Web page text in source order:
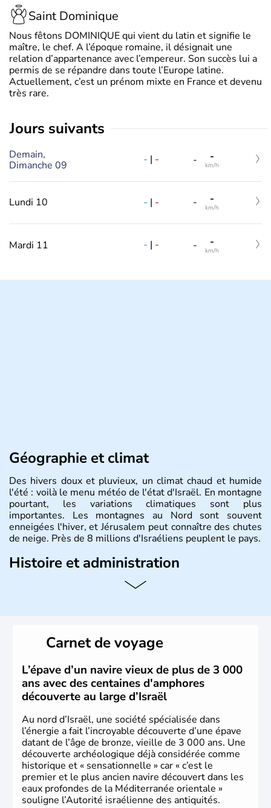
Saint Dominique
Nous fêtons DOMINIQUE qui vient du latin et signifie le
maître, le chef. A l’époque romaine, il désignait une
relation d’appartenance avec l’empereur. Son succès lui a
permis de se répandre dans toute l’Europe latine.
Actuellement, c’est un prénom mixte en France et devenu
très rare.
jours suivants
Demain,
Dimanche 09
- | - - -
km/h
Lundi 10 - | - - -
km/h
Mardi 11 - | - - -
km/h
Géographie et climat
Des hivers doux et pluvieux, un climat chaud et humide
l'été : voilà le menu météo de l'état d'Israël. En montagne
pourtant, les variations climatiques sont plus
importantes. Les montagnes au Nord sont souvent
enneigées l'hiver, et Jérusalem peut connaître des chutes
de neige. Près de 8 millions d'Israéliens peuplent le pays.
Histoire et administration
L'Israël est un état de la partie est de la Méditerranée,
vrai essor économique dans le domaine des nouvelles
Carnet de voyage
L’épave d’un navire vieux de plus de 3 000
ans avec des centaines d'amphores
découverte au large d’Israël
Au nord d’Israël, une société spécialisée dans
l’énergie a fait l’incroyable découverte d’une épave
datant de l’âge de bronze, vieille de 3 000 ans. Une
découverte archéologique déjà considérée comme
historique et « sensationnelle » car « c’est le
premier et le plus ancien navire découvert dans les
eaux profondes de la Méditerranée orientale »
souligne l’Autorité israélienne des antiquités.